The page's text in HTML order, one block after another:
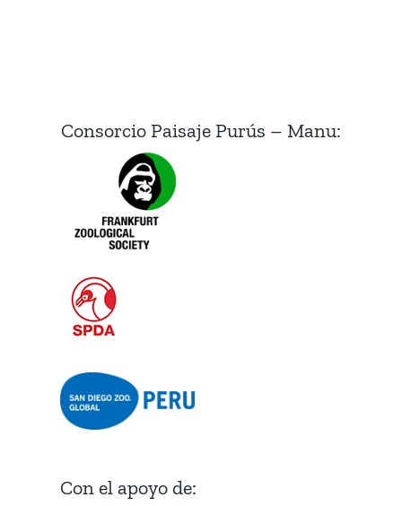
Consorcio Paisaje Purús – Manu:
Con el apoyo de: